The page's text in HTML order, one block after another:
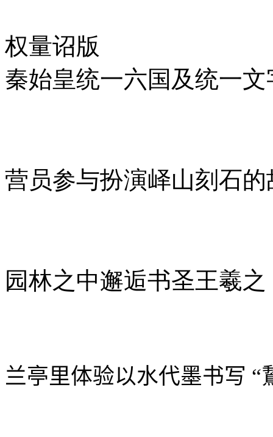
权量诏版
秦始皇统一六国及统一
营员参与扮演峄山刻石
园林之中邂逅书圣王羲之
兰亭里体验以水代墨书写 “